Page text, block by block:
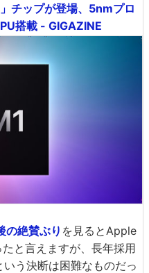
チップが登場、5nmプロ
搭載 - GIGAZINE
の絶賛ぶり を見るとApple
と言えますが、長年採用
う決断は困難なものだっ